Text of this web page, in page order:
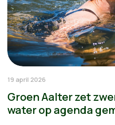
19 april 2026
Groen Aalter zet
water op agenda